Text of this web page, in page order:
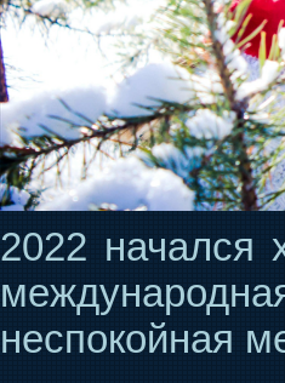
2022 начался
неспокойная